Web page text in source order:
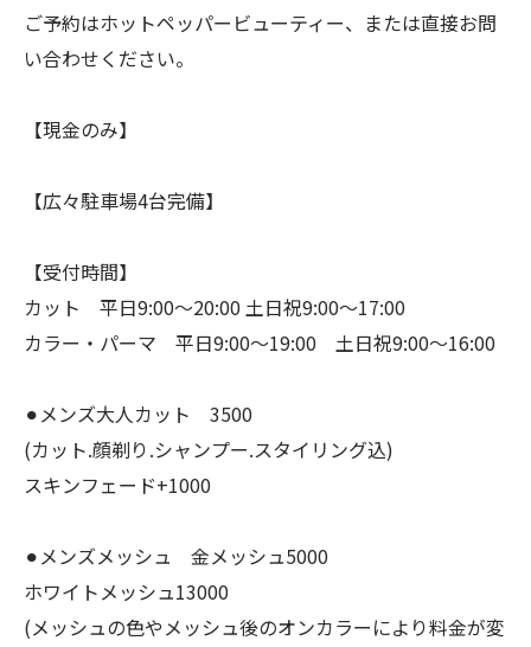
ご予約はホットペッパービューティー、または直接お問
い合わせください。
【現金のみ】
【広々駐車場4台完備】
【受付時間】
カット 平日9:00〜20:00 土日祝9:00〜17:00
カラー・パーマ 平日9:00〜19:00 土日祝9:00〜16:00
⚫︎メンズ大人カット 3500
(カット.顔剃り.シャンプー.スタイリング込)
スキンフェード+1000
⚫︎メンズメッシュ 金メッシュ5000
ホワイトメッシュ13000
(メッシュの色やメッシュ後のオンカラーにより料金が変